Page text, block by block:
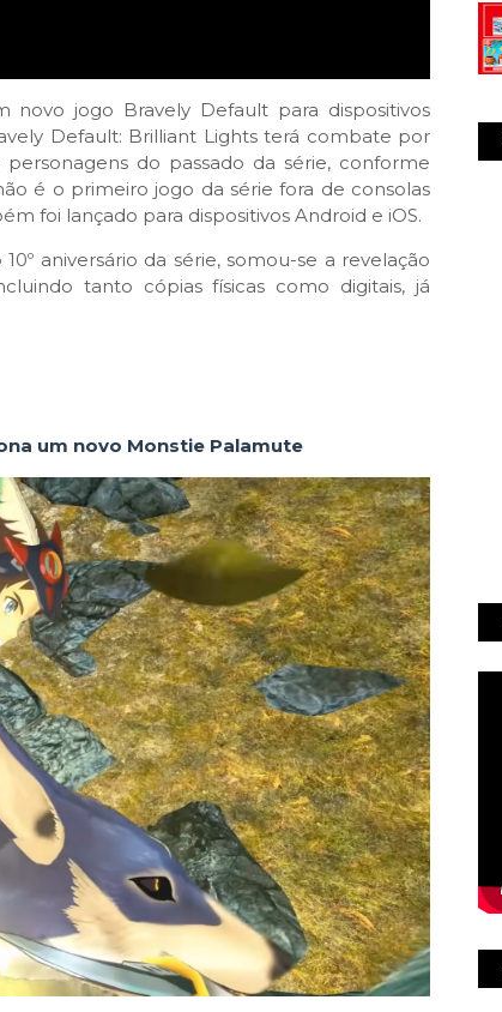
novo jogo Bravely Default para dispositivos
Default: Brilliant Lights terá combate por
do passado da série, conforme
é o primeiro jogo da série fora de consolas
foi lançado para dispositivos Android e iOS.
aniversário da série, somou-se a revelação
tanto cópias físicas como digitais, já
um novo Monstie Palamute